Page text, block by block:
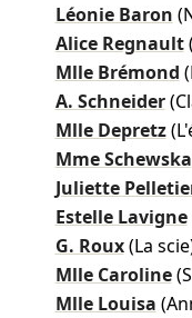
Léonie Baron
Alice Regnault
Mlle Brémond
A. Schneider
Mlle Depretz
Mme Schewska
Juliette
Estelle Lavigne
G. Roux (La
Mlle Caroline
Mlle Louisa